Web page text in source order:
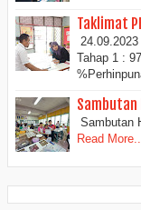
Taklimat
Tahap 1 :
Sambutan
Read